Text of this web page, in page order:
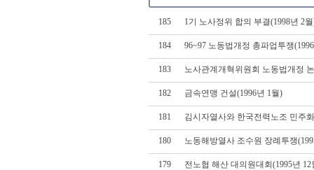
185 1기 노사정위 합의 부결(1998년 2
184 96~97 노동법개정 총파업투쟁
183 노사관계개혁위원회 노동법개정
182 금속연맹 건설(1996년 1월)
181 김시자열사와 한국전력노조 민주
180 노동해방열사 조수원 장례투쟁
179 전노협 해산 대의원대회(1995년 12